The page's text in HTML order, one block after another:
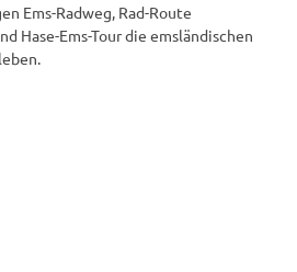
Ems-Radweg, Rad-Route
Hase-Ems-Tour die emsländischen